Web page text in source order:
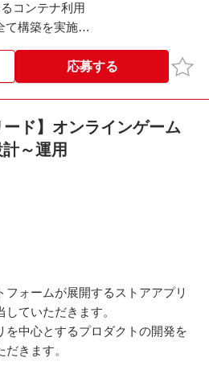
コンテナ利用
て構築を実施
加
プロジェクトリーダーを想定して
、Amazon ECR、Amazon
応募する お気
ド】オンラインゲーム
～運用
ォームが展開するストアアプリ
ていただきます。
を中心とするプロダクトの開発を
きます。